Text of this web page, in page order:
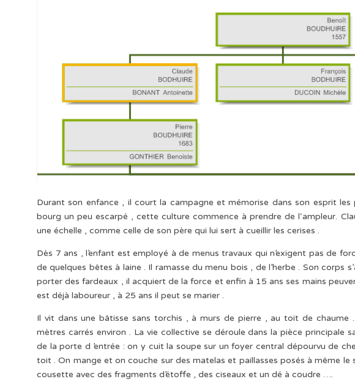
Durant son enfance , il court la campagne et mémorise dans son esprit
bourg un peu escarpé , cette culture commence à prendre de l‘ampleur.
une échelle , comme celle de son père qui lui sert à cueillir les cerises .
Dès 7 ans , l’enfant est employé à de menus travaux qui n’exigent pas de
de quelques bêtes à laine . Il ramasse du menu bois , de l’herbe . Son corps
porter des fardeaux , il acquiert de la force et enfin à 15 ans ses mains
est déjà laboureur , à 25 ans il peut se marier .
Il vit dans une bâtisse sans torchis , à murs de pierre , au toit de
mètres carrés environ . La vie collective se déroule dans la pièce principale
de la porte d ’entrée : on y cuit la soupe sur un foyer central dépourvu de
toit . On mange et on couche sur des matelas et paillasses posés à même
cousette avec des fragments d’étoffe , des ciseaux et un dé à coudre ….